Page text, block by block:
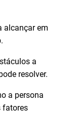
alcançar em
a
resolver.
a persona
fatores